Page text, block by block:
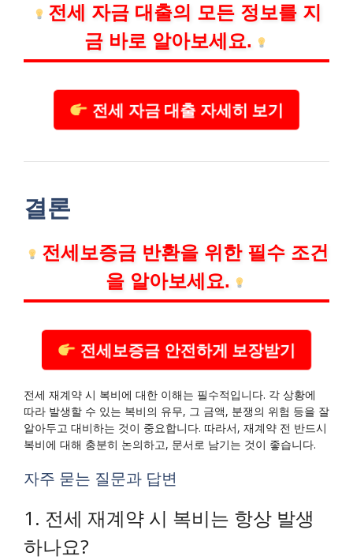
전세 자금 대출의 모든 정보를 지
금 바로 알아보세요.
전세 자금 대출 자세히 보기
결론
전세보증금 반환을 위한 필수 조건
을 알아보세요.
전세보증금 안전하게 보장받기
전세 재계약 시 복비에 대한 이해는 필수적입니다. 각 상황에
따라 발생할 수 있는 복비의 유무, 그 금액, 분쟁의 위험 등을 잘
알아두고 대비하는 것이 중요합니다. 따라서, 재계약 전 반드시
복비에 대해 충분히 논의하고, 문서로 남기는 것이 좋습니다.
자주 묻는 질문과 답변
1. 전세 재계약 시 복비는 항상 발생
하나요?